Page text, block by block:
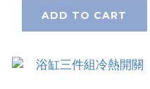
ADD TO CART